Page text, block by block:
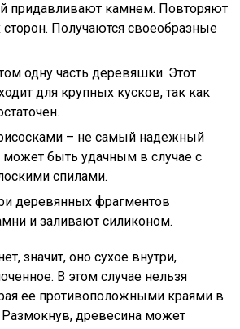
придавливают камнем. Повторяют
сторон. Получаются своеобразные
одну часть деревяшки. Этот
для крупных кусков, так как
– не самый надежный
может быть удачным в случае с
спилами.
деревянных фрагментов
и заливают силиконом.
значит, оно сухое внутри,
В этом случае нельзя
ее противоположными краями в
Размокнув, древесина может